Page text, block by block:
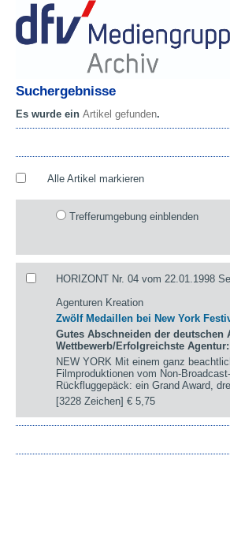
Suchergebnisse
Es wurde ein Artikel gefunden.
Alle Artikel markieren
Trefferumgebung einblenden
HORIZONT Nr. 04 vom 22.01.1998
Agenturen Kreation
Zwölf Medaillen bei New York
Gutes Abschneiden der
Wettbewerb/Erfolgreichste
NEW YORK Mit einem ganz
Filmproduktionen vom Non-
Rückfluggepäck: ein Grand Award,
[3228 Zeichen]€ 5,75